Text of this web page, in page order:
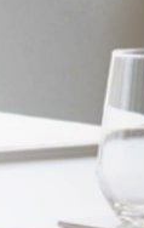
ネットワーク管
メディアコンバ